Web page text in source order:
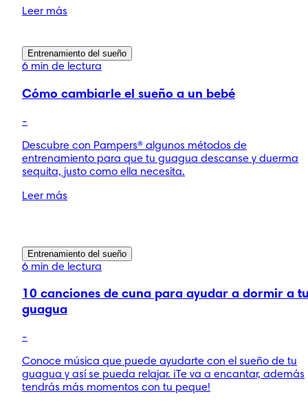
Leer más
Entrenamiento del sueño
6 min de lectura
Cómo cambiarle el sueño a un bebé
-
Descubre con Pampers® algunos métodos de
entrenamiento para que tu guagua descanse y duerma
sequita, justo como ella necesita.
Leer más
Entrenamiento del sueño
6 min de lectura
10 canciones de cuna para ayudar a dormir a
guagua
-
Conoce música que puede ayudarte con el sueño de tu
guagua y así se pueda relajar. ¡Te va a encantar, además
tendrás más momentos con tu peque!